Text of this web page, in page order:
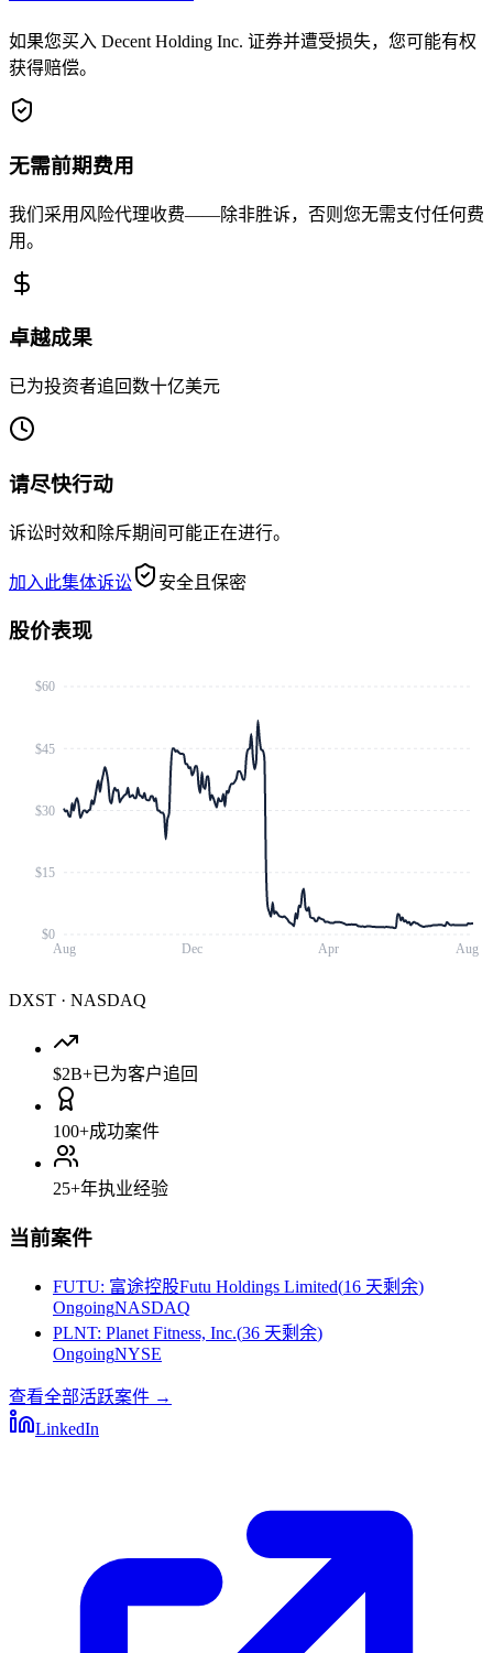
如果您买入 Decent Holding Inc. 证券并遭受损失，您可能有权
获得赔偿。
无需前期费用
我们采用风险代理收费——除非胜诉，否则您无需支付任何费
用。
卓越成果
已为投资者追回数十亿美元
请尽快行动
诉讼时效和除斥期间可能正在进行。
加入此集体诉讼 安全且保密
股价表现
Aug Dec Apr Aug
$0
$15
$30
$45
$60
DXST · NASDAQ
$2B+已为客户追回
100+成功案件
25+年执业经验
当前案件
FUTU: 富途控股Futu Holdings Limited(16 天剩余)
OngoingNASDAQ
PLNT: Planet Fitness, Inc.(36 天剩余)
OngoingNYSE
查看全部活跃案件 →
LinkedIn